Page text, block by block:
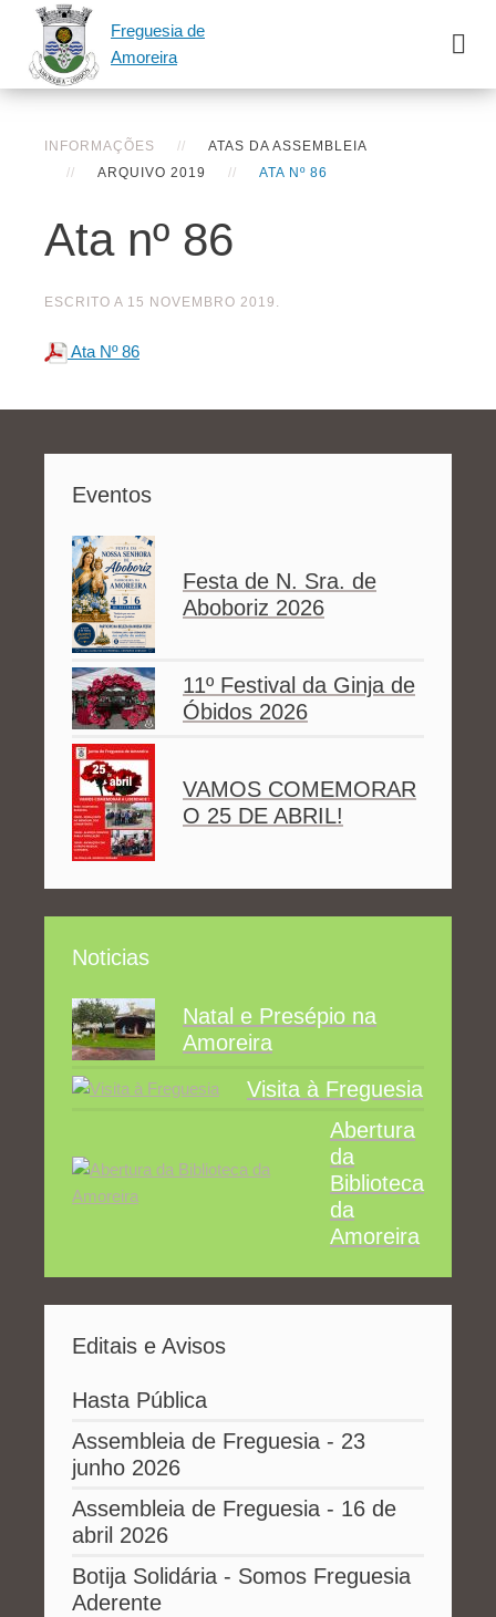
Freguesia de
Amoreira
INFORMAÇÕES
ATAS DA ASSEMBLEIA
ARQUIVO 2019
ATA Nº 86
Ata nº 86
ESCRITO A 15 NOVEMBRO 2019 .
Ata Nº 86
Eventos
Festa de N. Sra. de
Aboboriz 2026
11º Festival da Ginja de
Óbidos 2026
VAMOS COMEMORAR
O 25 DE ABRIL!
Noticias
Natal e Presépio na
Amoreira
Visita à Freguesia
Abertura
da
Biblioteca
da
Amoreira
Editais e Avisos
Hasta Pública
Assembleia de Freguesia - 23
junho 2026
Assembleia de Freguesia - 16 de
abril 2026
Botija Solidária - Somos Freguesia
Aderente